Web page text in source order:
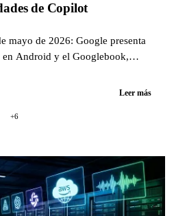
de Copilot
mayo de 2026: Google presenta
Android y el Googlebook,
mejora Copilot code review yLeer más
+6